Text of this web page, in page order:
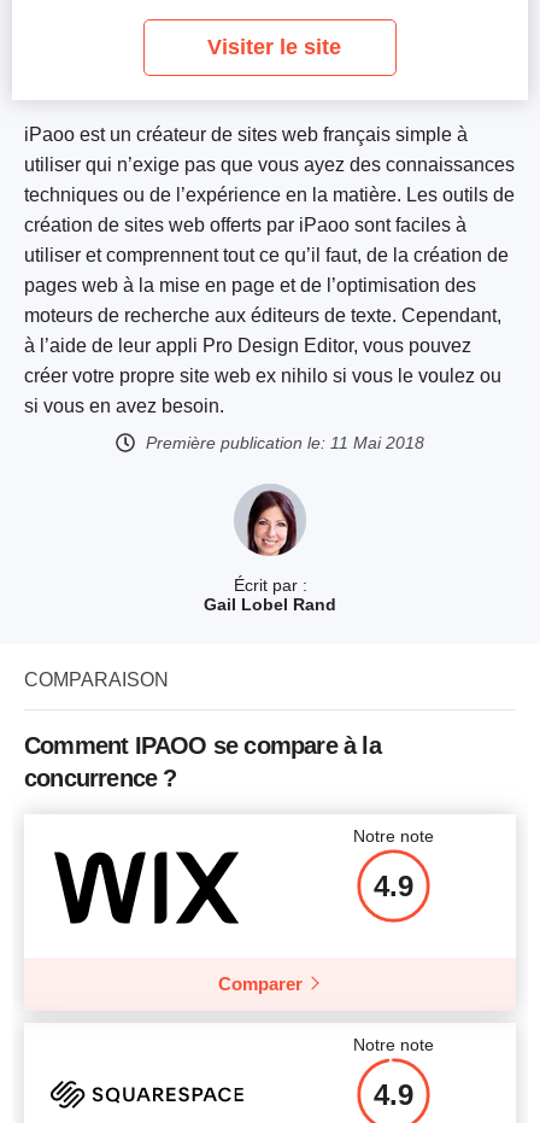
Écrit par :
Gail Lobel Rand
iPaoo est un créateur de sites web français simple à
utiliser qui n’exige pas que vous ayez des connaissances
techniques ou de l’expérience en la matière. Les outils de
création de sites web offerts par iPaoo sont faciles à
utiliser et comprennent tout ce qu’il faut, de la création de
pages web à la mise en page et de l’optimisation des
moteurs de recherche aux éditeurs de texte. Cependant,
à l’aide de leur appli Pro Design Editor, vous pouvez
créer votre propre site web ex nihilo si vous le voulez ou
si vous en avez besoin.
Première publication le: 11 Mai 2018
Visiter le site
COMPARAISON
Comment IPAOO se compare à la
concurrence ?
Notre note
4.9
Comparer
Notre note
4.9